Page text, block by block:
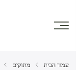
עמוד הבית מתוקים